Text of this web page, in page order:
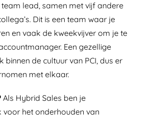
team lead, samen met vijf andere
Dit is een team waar je
en vaak de kweekvijver om je te
Een gezellige
binnen de cultuur van PCI, dus er
met elkaar.
Als Hybrid Sales ben je
het onderhouden van